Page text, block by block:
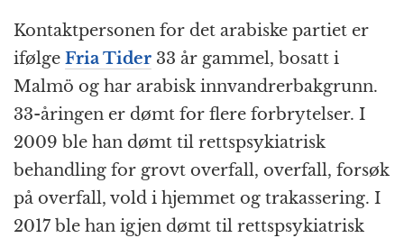
Kontaktpersonen for det arabiske partiet er
ifølge Fria Tider 33 år gammel, bosatt i
Malmö og har arabisk innvandrerbakgrunn.
33-åringen er dømt for flere forbrytelser. I
2009 ble han dømt til rettspsykiatrisk
behandling for grovt overfall, overfall, forsøk
på overfall, vold i hjemmet og trakassering. I
2017 ble han igjen dømt til rettspsykiatrisk